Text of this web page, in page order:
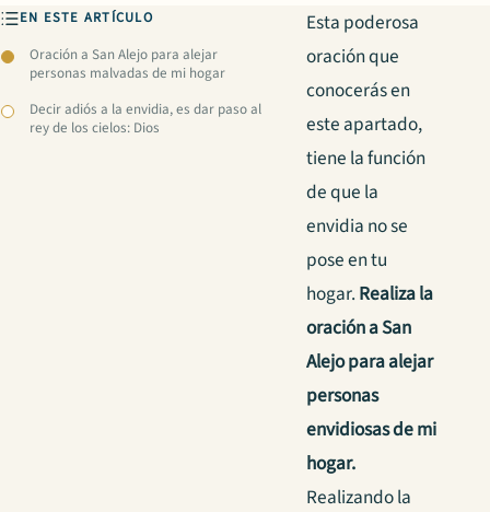
EN ESTE ARTÍCULO
Oración a San Alejo para alejar
personas malvadas de mi hogar
Decir adiós a la envidia, es dar paso al
rey de los cielos: Dios
Esta poderosa
oración que
conocerás en
este apartado,
tiene la función
de que la
envidia no se
pose en tu
hogar. Realiza la
oración a San
Alejo para alejar
personas
envidiosas de mi
hogar.
Realizando la